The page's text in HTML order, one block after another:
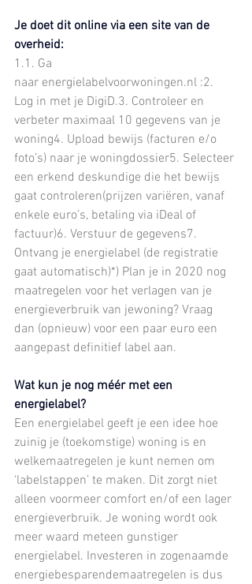
Je doet dit online via een site van de
overheid:
1.1. Ga
naar energielabelvoorwoningen.nl :2.
Log in met je DigiD.3. Controleer en
verbeter maximaal 10 gegevens van je
woning4. Upload bewijs (facturen e/o
foto’s) naar je woningdossier5. Selecteer
een erkend deskundige die het bewijs
gaat controleren(prijzen variëren, vanaf
enkele euro’s, betaling via iDeal of
factuur)6. Verstuur de gegevens7.
Ontvang je energielabel (de registratie
gaat automatisch)*) Plan je in 2020 nog
maatregelen voor het verlagen van je
energieverbruik van jewoning? Vraag
dan (opnieuw) voor een paar euro een
aangepast definitief label aan.
Wat kun je nog méér met een
energielabel?
Een energielabel geeft je een idee hoe
zuinig je (toekomstige) woning is en
welkemaatregelen je kunt nemen om
‘labelstappen’ te maken. Dit zorgt niet
alleen voormeer comfort en/of een lager
energieverbruik. Je woning wordt ook
meer waard meteen gunstiger
energielabel. Investeren in zogenaamde
energiebesparendemaatregelen is dus